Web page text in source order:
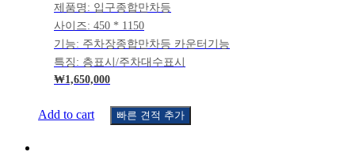
제품명: 입구종합만차등
사이즈: 450 * 1150
기능: 주차장종합만차등 카운터기능
특징: 층표시/주차대수표시
₩1,650,000
Add to cart 빠른 견적 추가